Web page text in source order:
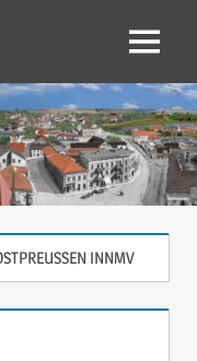
Menü
INNMV